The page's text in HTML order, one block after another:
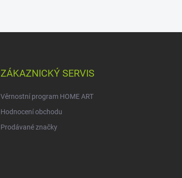
ZÁKAZNICKÝ SERVIS
Věrnostní program HOME ART
Hodnocení obchodu
Prodávané značky